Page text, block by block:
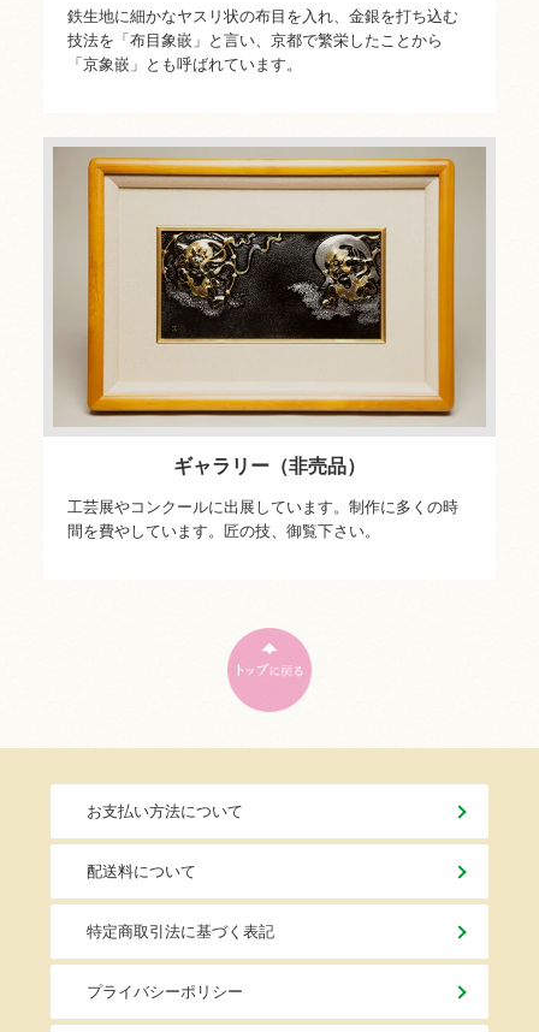
鉄生地に細かなヤスリ状の布目を入れ、金銀を打ち込む
技法を「布目象嵌」と言い、京都で繁栄したことから
「京象嵌」とも呼ばれています。
ギャラリー（非売品）
工芸展やコンクールに出展しています。制作に多くの時
間を費やしています。匠の技、御覧下さい。
お支払い方法について
配送料について
特定商取引法に基づく表記
プライバシーポリシー